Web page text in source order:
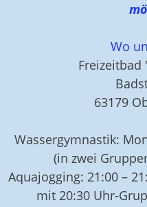
Wo
63179
Wassergymnastik:
(in zwei
Aquajogging: 21:00 –
mit 20:30 Uhr-